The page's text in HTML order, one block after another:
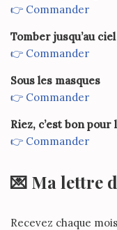
👉 Commander
Tomber jusqu’au ciel
👉 Commander
Sous les masques
👉 Commander
Riez, c’est bon pour
👉 Commander
💌 Ma lettre
Recevez chaque